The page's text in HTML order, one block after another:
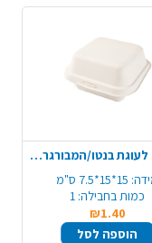
קופסה לעוגת בנטו/המבורגר קנה סוכר
15*15*7.5 ס"מ
כמות בחבילה: 1
₪1.40
הוספה לסל